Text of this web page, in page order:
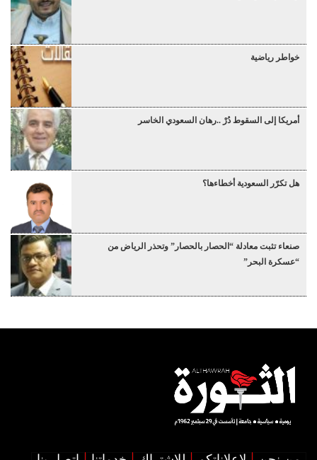
خواطر رياضية
أمريكا إلى السقوط دُرْ ..رهان السعودي الخاسر
هل تكرّر السعودية أخطاءها؟
صنعاء تثبت معادلة “الحصار بالحصار” وتحذر الرياض من
“عسكرة البحر”